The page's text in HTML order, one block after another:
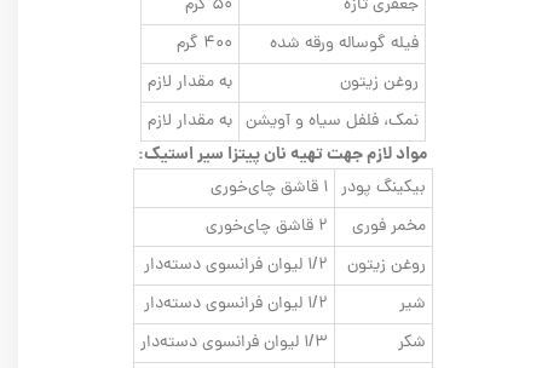
جعفری تازه
۵۰ گرم
فیله گوساله ورقه شده
۴۰۰ گرم
روغن زیتون
به مقدار لازم
نمک، فلفل سیاه و آویشن به مقدار لازم
مواد لازم جهت تهیه نان پیتزا سیر استیک:
بیکینگ پودر ۱ قاشق چای‌خوری
مخمر فوری
۲ قاشق چای‌خوری
روغن زیتون
۱/۲ لیوان فرانسوی دسته‌دار
شیر
۱/۲ لیوان فرانسوی دسته‌دار
شکر
۱/۳ لیوان فرانسوی دسته‌دار